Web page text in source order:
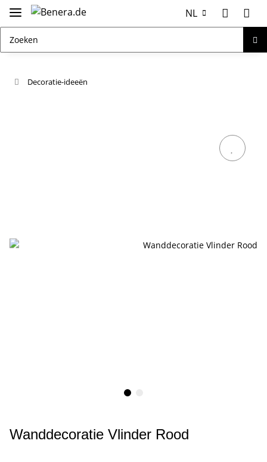
NL
Decoratie-ideeën
Wanddecoratie Vlinder Rood